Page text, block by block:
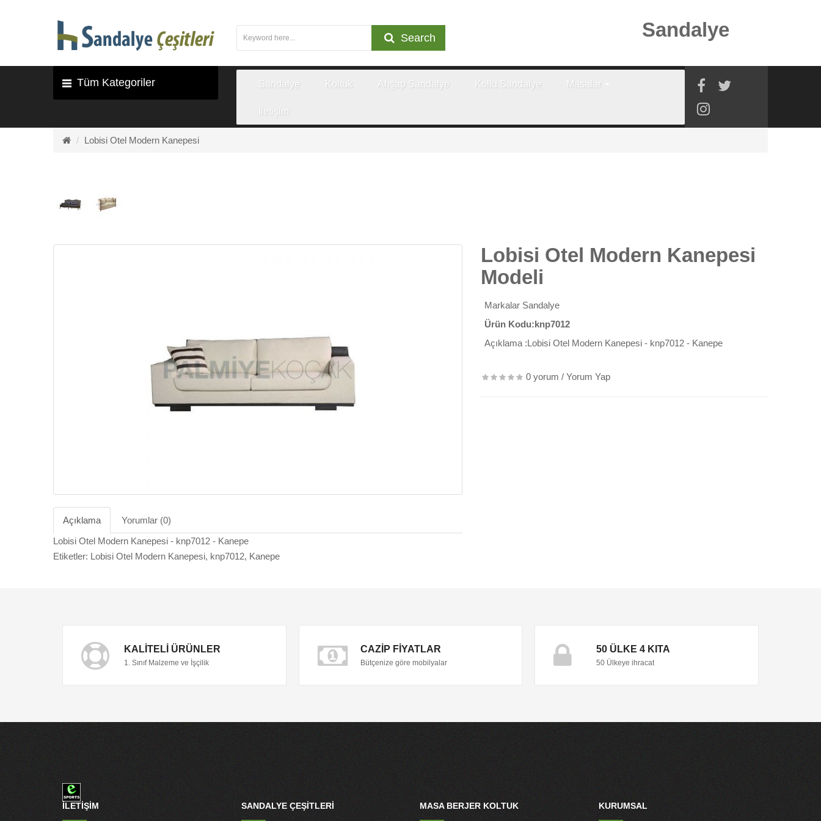
Search Sandalye
Tüm Kategoriler Sandalye Koltuk Ahşap Sandalye Kollu Sandalye Masalar
İletişim
Lobisi Otel Modern Kanepesi
Açıklama
Yorumlar (0)
Lobisi Otel Modern Kanepesi - knp7012 - Kanepe
Lobisi Otel Modern Kanepesi
Modeli
Markalar Sandalye
Ürün Kodu:knp7012
Açıklama :Lobisi Otel Modern Kanepesi - knp7012 - Kanepe
0 yorum / Yorum Yap
Etiketler: Lobisi Otel Modern Kanepesi, knp7012, Kanepe
KALITELI ÜRÜNLER
1. Sınıf Malzeme ve İşçilik
CAZIP FIYATLAR
Bütçenize göre mobilyalar
50 ÜLKE 4 KITA
50 Ülkeye ihracat
İLETİŞİM SANDALYE ÇEŞITLERI MASA BERJER KOLTUK KURUMSAL